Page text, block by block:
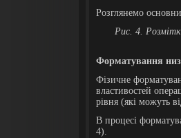
Розглянемо
Рис. 4.
Форматування
Фізичне
властивостей
рівня (які можуть
В процесі
4).